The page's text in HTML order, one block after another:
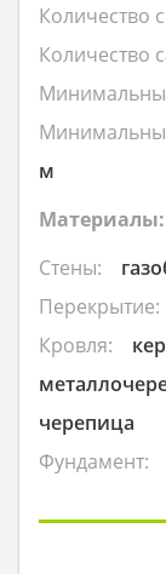
Количество
Количество
м
Материалы:
Стены:
Перекрытие:
Кровля:
черепица
Фундамент: